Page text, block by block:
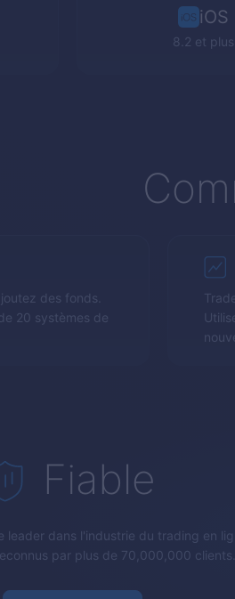
iOS
8.2 et plus
des fonds.
20 systèmes de
Fiable
leader dans l'industrie du trading en
par plus de 70,000,000 clients.